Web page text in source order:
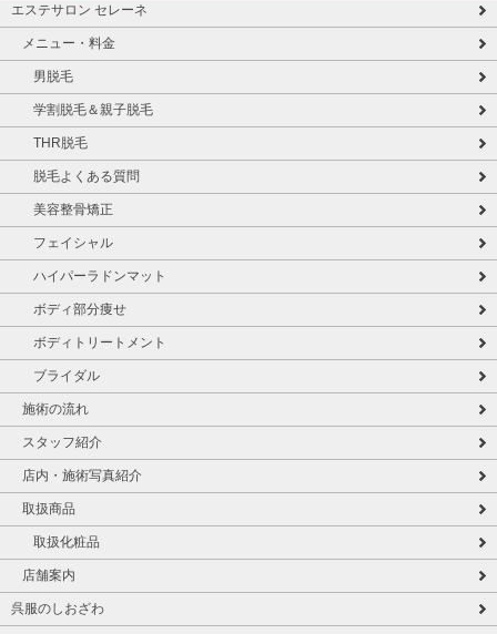
エステサロン セレーネ
メニュー・料金
男脱毛
学割脱毛＆親子脱毛
THR脱毛
脱毛よくある質問
美容整骨矯正
フェイシャル
ハイパーラドンマット
ボディ部分痩せ
ボディトリートメント
ブライダル
施術の流れ
スタッフ紹介
店内・施術写真紹介
取扱商品
取扱化粧品
店舗案内
呉服のしおざわ